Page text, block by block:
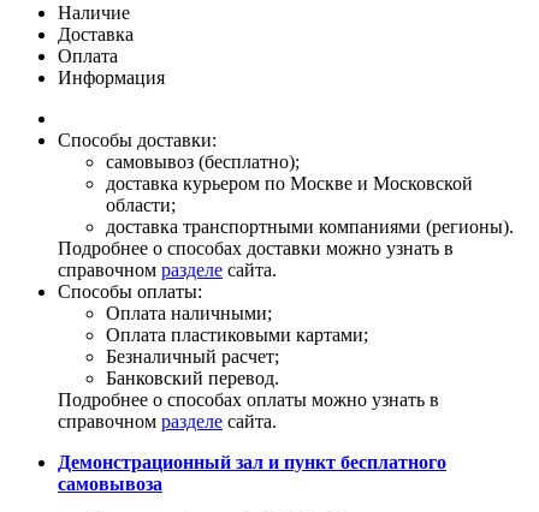
Наличие
Доставка
Оплата
Информация
Способы доставки:
самовывоз (бесплатно);
доставка курьером по Москве и Московской
области;
доставка транспортными компаниями (регионы).
Подробнее о способах доставки можно узнать в
справочном разделе сайта.
Способы оплаты:
Оплата наличными;
Оплата пластиковыми картами;
Безналичный расчет;
Банковский перевод.
Подробнее о способах оплаты можно узнать в
справочном разделе сайта.
Демонстрационный зал и пункт бесплатного
самовывоза